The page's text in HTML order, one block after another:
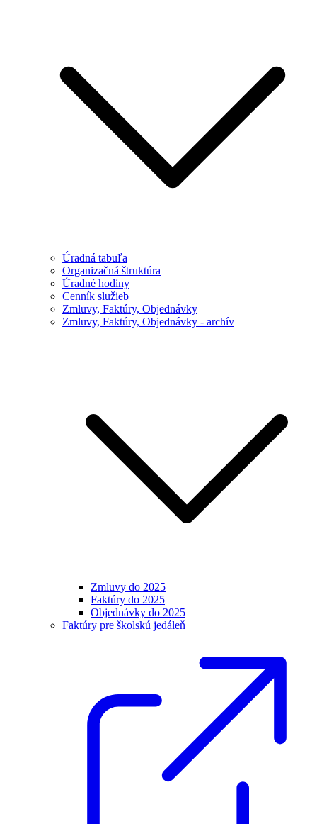
Úradná tabuľa
Organizačná štruktúra
Úradné hodiny
Cenník služieb
Zmluvy, Faktúry, Objednávky
Zmluvy, Faktúry, Objednávky - archív
Zmluvy do 2025
Faktúry do 2025
Objednávky do 2025
Faktúry pre školskú jedáleň